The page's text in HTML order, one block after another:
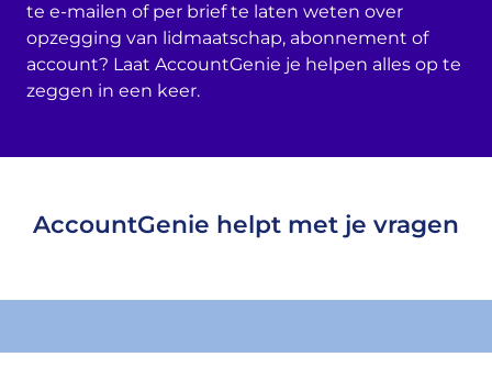
te e-mailen of per brief te laten weten over
opzegging van lidmaatschap, abonnement of
account? Laat AccountGenie je helpen alles op te
zeggen in een keer.
AccountGenie helpt met je vragen